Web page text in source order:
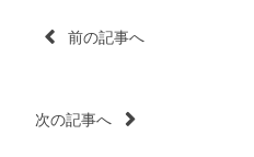
投
前の記事へ
次の記事へ